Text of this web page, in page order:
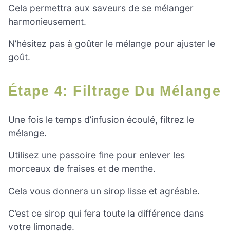
Cela permettra aux saveurs de se mélanger
harmonieusement.
N’hésitez pas à goûter le mélange pour ajuster le
goût.
Étape 4: Filtrage Du Mélange
Une fois le temps d’infusion écoulé, filtrez le
mélange.
Utilisez une passoire fine pour enlever les
morceaux de fraises et de menthe.
Cela vous donnera un sirop lisse et agréable.
C’est ce sirop qui fera toute la différence dans
votre limonade.